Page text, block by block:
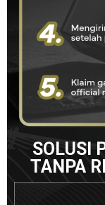
SOLUSI
TANPA